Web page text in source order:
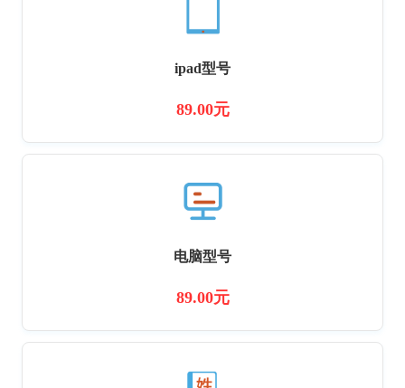
ipad型号
89.00元
电脑型号
89.00元